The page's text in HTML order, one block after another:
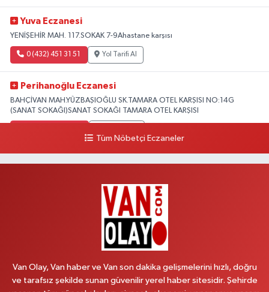
Yuva Eczanesi
YENİŞEHİR MAH. 117.SOKAK 7-9Ahastane karşısı
0 (432) 451 31 51 Yol Tarifi Al
Perihanoğlu Eczanesi
BAHÇİVAN MAH.YÜZBAŞIOĞLU SK.TAMARA OTEL KARŞISI NO:14G
(SANAT SOKAĞI)SANAT SOKAĞI TAMARA OTEL KARŞISI
Yol Tarifi Al
BEYAZIT MAH.ZEYLAN CADDESİ OKYANUS GİYİM YANI NO:1
Afşar Eczanesi
Tüm Nöbetçi Eczaneler
Van Olay, Van haber ve Van son dakika gelişmelerini hızlı, doğru
ve tarafsız şekilde sunan güvenilir yerel haber sitesidir. Şehirde